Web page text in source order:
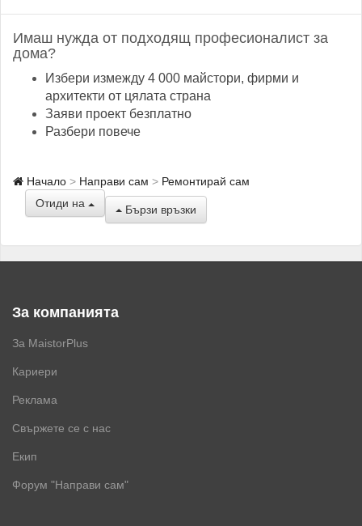
Имаш нужда от подходящ професионалист за
дома?
Избери измежду 4 000 майстори, фирми и
архитекти от цялата страна
Заяви проект безплатно
Разбери повече
Начало Направи сам
Ремонтирай сам
Отиди на
Бързи връзки
За компанията
За MaistorPlus
Кариери
Реклама
Свържете се с нас
Екип
Форум "Направи сам"